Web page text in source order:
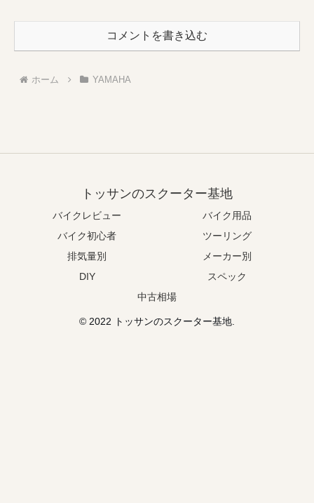
コメントを書き込む
ホーム YAMAHA
トッサンのスクーター基地
バイクレビュー
バイク用品
バイク初心者
ツーリング
排気量別
メーカー別
DIY
スペック
中古相場
© 2022 トッサンのスクーター基地.